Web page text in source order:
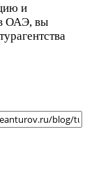
и
ОАЭ, вы